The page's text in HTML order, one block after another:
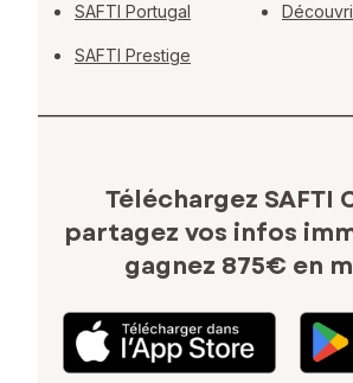
SAFTI Portugal
SAFTI Prestige
Téléchargez SAFTI
partagez vos infos
gagnez 875€ en